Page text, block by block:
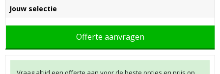
Jouw selectie
Offerte aanvragen